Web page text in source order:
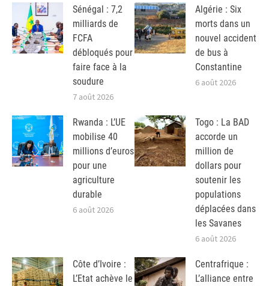
Sénégal : 7,2
milliards de
FCFA
débloqués pour
faire face à la
soudure
7 août 2026
Algérie : Six
morts dans un
nouvel accident
de bus à
Constantine
6 août 2026
Rwanda : L’UE
mobilise 40
millions d’euros
pour une
agriculture
durable
6 août 2026
Togo : La BAD
accorde un
million de
dollars pour
soutenir les
populations
déplacées dans
les Savanes
6 août 2026
Côte d’Ivoire :
L’Etat achève le
Centrafrique :
L’alliance entre